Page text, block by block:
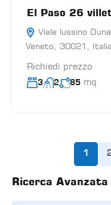
El Paso 26
Viale lussino
Veneto, 30021, Italia
Richiedi prezzo
3 2 85 mq
1
Ricerca Avanzata